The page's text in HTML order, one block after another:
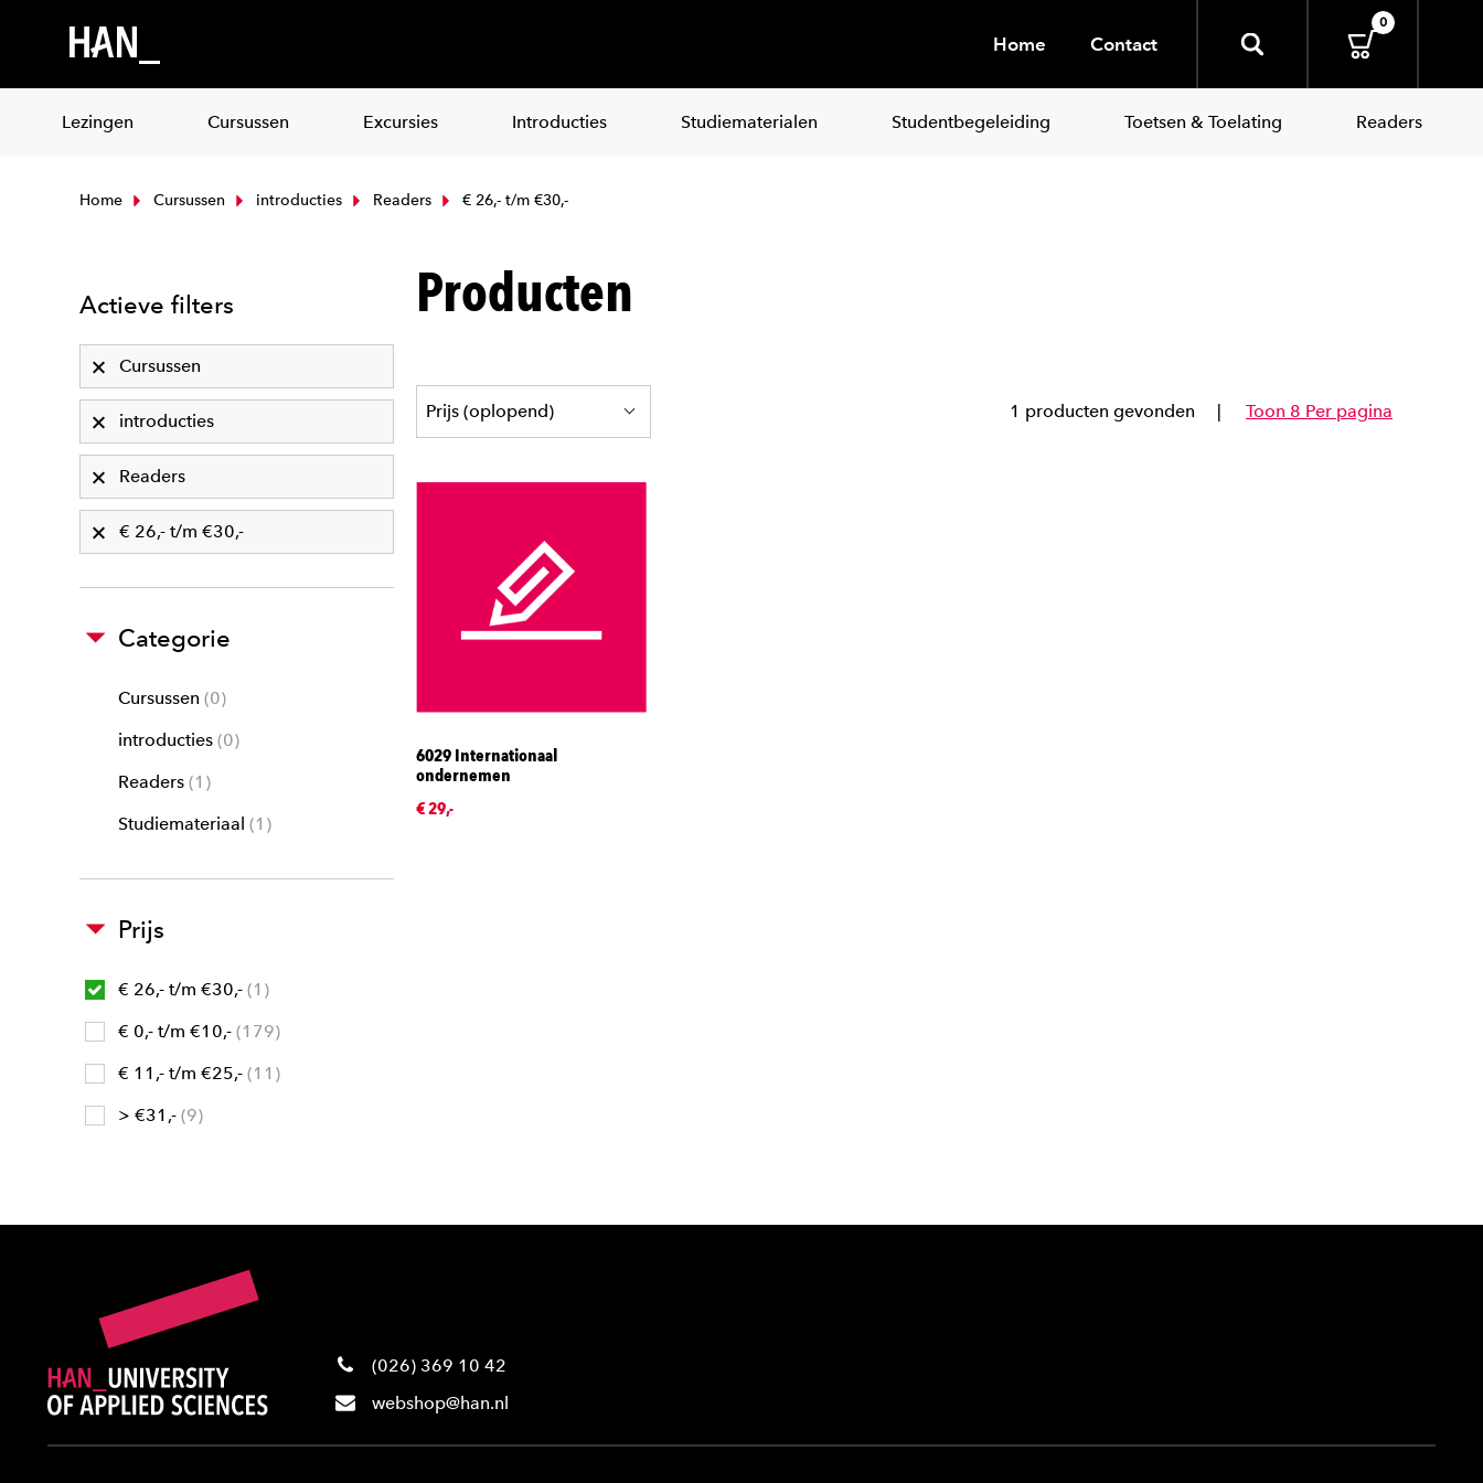
Home Contact
0
Lezingen Cursussen Excursies Introducties Studiematerialen Studentbegeleiding Toetsen & Toelating Readers
Home Cursussen introducties Readers € 26,- t/m €30,-
Actieve filters
Cursussen
introducties
Readers
€ 26,- t/m €30,-
Categorie
Cursussen 0
introducties 0
Readers 1
Studiemateriaal
1
Prijs
€ 26,- t/m €30,- 1
€ 0,- t/m €10,- 179
€ 11,- t/m €25,- 11
> €31,- 9
Producten
1 producten gevonden Toon 8 Per pagina
6029 Internationaal
ondernemen
€ 29,-
(026) 369 10 42
webshop@han.nl